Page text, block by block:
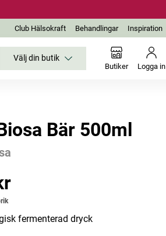
Club Hälsokraft Behandlingar Inspiration
Välj din butik
Butiker Logga in
Bär 500ml
fermenterad dryck